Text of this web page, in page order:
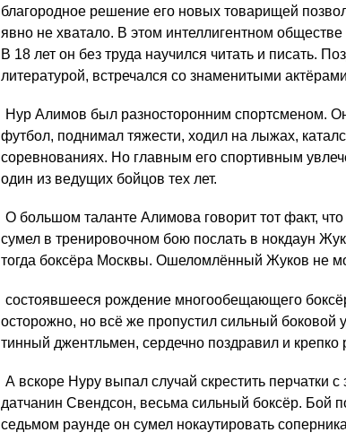
благородное решение его новых товарищей
явно не хватало. В этом интеллигентном
В 18 лет он без труда научился читать и писать.
литературой, встречался со знаменитыми
Нур Алимов был разносторонним спортсме­ном.
футбол, поднимал тяжести, ходил на лы­жах,
соревнованиях. Но главным его спортив­ным
один из ведущих бойцов тех лет.
О большом таланте Алимова говорит тот факт,
сумел в тренировочном бою послать в нокдаун
тогда боксёра Москвы. Ошеломлённый Жу­ков не
состоявшееся рождение многообещающего
осторожно, но всё же пропустил сильный боковой
тинный джентльмен, сердечно поздравил и креп­ко
А вскоре Нуру выпал случай скрестить пер­чатки
датчанин Свендсон, весьма сильный боксёр. Бой
седьмом раунде он сумел нокаутировать